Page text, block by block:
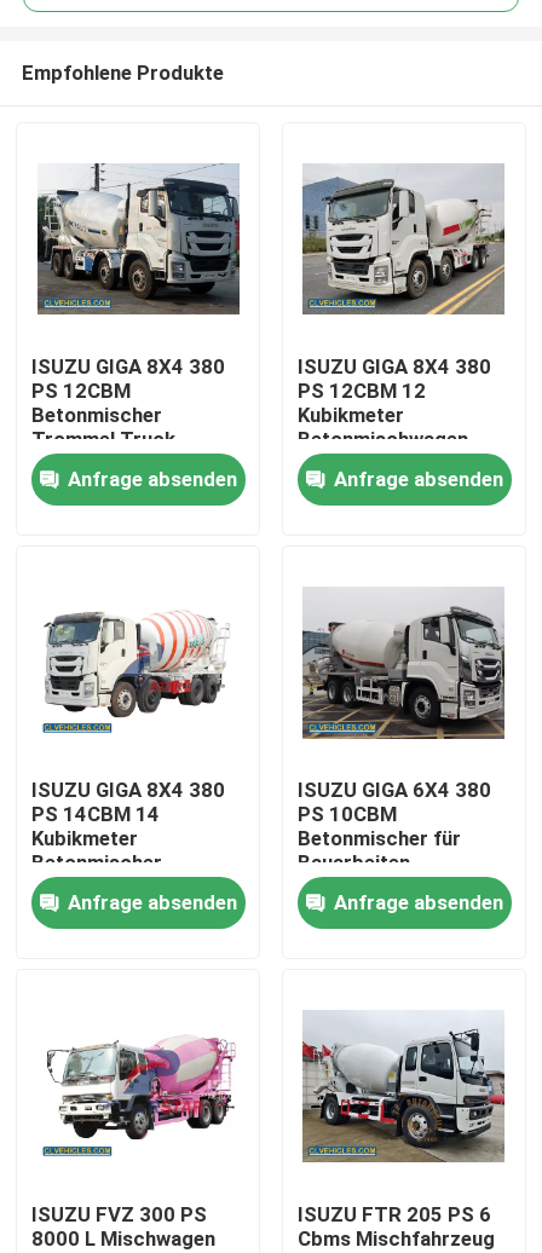
Haus
Videos
Empfohlene Produkte
ISUZU GIGA 8X4 380
PS 12CBM
Betonmischer
Trommel Truck
Anfrage absenden
ISUZU GIGA 8X4 380
PS 12CBM 12
Kubikmeter
Betonmischwagen
Betonmischer
Zementmischer
Betonmischwagen
Anfrage absenden
ISUZU GIGA 8X4 380
PS 14CBM 14
Kubikmeter
Betonmischer
Anfrage absenden
ISUZU GIGA 6X4 380
PS 10CBM
Betonmischer für
Bauarbeiten
Anfrage absenden
ISUZU FVZ 300 PS
8000 L Mischwagen
ISUZU FTR 205 PS 6
Cbms Mischfahrzeug